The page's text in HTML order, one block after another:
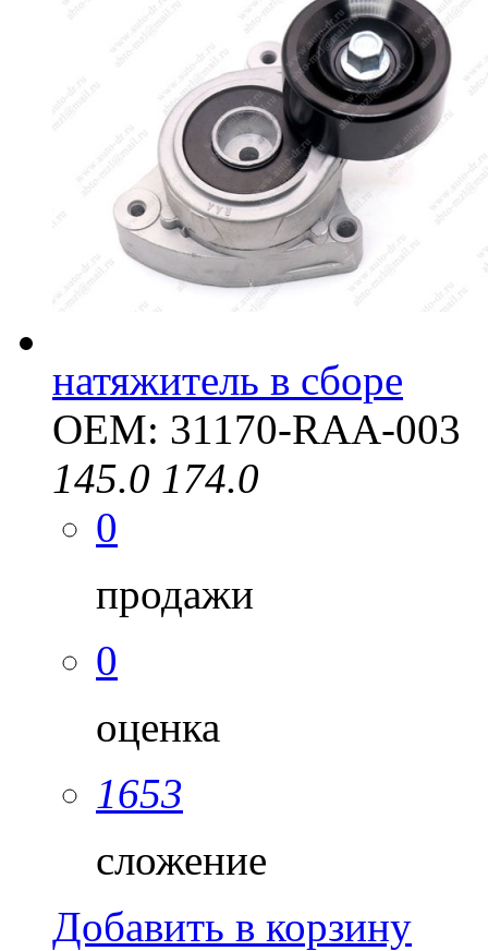
натяжитель в сборе
OEM: 31170-RAA-003
145.0 174.0
0
продажи
0
оценка
1653
сложение
Добавить в корзину